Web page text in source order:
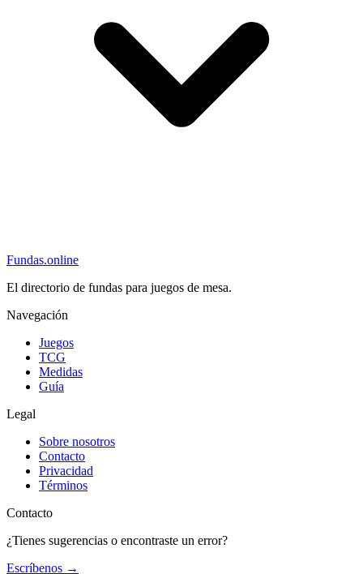
Fundas.online
El directorio de fundas para juegos de mesa.
Navegación
Juegos
TCG
Medidas
Guía
Legal
Sobre nosotros
Contacto
Privacidad
Términos
Contacto
¿Tienes sugerencias o encontraste un error?
Escríbenos →